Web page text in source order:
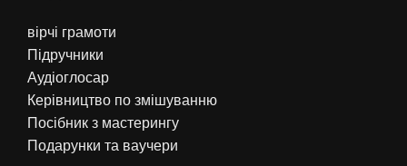
вірчі грамоти
Підручники
Аудіоглосар
Керівництво по змішуванню
Посібник з мастерингу
Подарунки та ваучери